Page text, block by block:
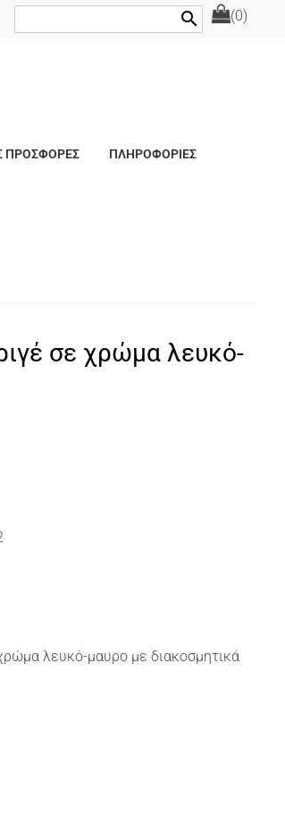
(0)
search
ΠΡΟΣΦΟΡΕΣ ΠΛΗΡΟΦΟΡΙΕΣ
σε χρώμα λευκό-
λευκό-μαυρο με διακοσμητικά